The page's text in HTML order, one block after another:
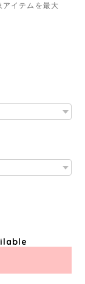
イテムを最大